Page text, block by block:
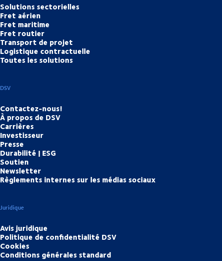
Solutions sectorielles
Fret aérien
Fret maritime
Fret routier
Transport de projet
Logistique contractuelle
Toutes les solutions
DSV
Contactez-nous!
À propos de DSV
Carrières
Investisseur
Presse
Durabilité | ESG
Soutien
Newsletter
Règlements internes sur les médias sociaux
Juridique
Avis juridique
Politique de confidentialité DSV
Cookies
Conditions générales standard